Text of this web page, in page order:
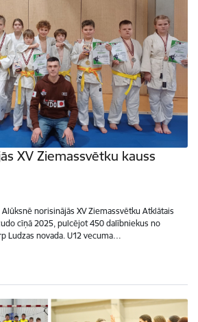
XV Ziemassvētku kauss
norisinājās XV Ziemassvētku Atklātais
cīņā 2025, pulcējot 450 dalībniekus no
Ludzas novada. U12 vecuma…